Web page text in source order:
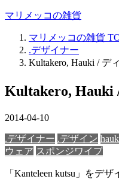
マリメッコの雑貨
マリメッコの雑貨
.デザイナー
Kultakero, Hauki / デ
Kultakero, Hauki
2014-04-10
.デザイナー .デザイン
ウェア スポンジワイプ
「Kanteleen kutsu」をデ